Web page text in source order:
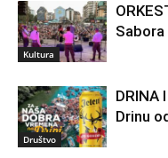
Kultura
Društvo
DRINA
Drinu